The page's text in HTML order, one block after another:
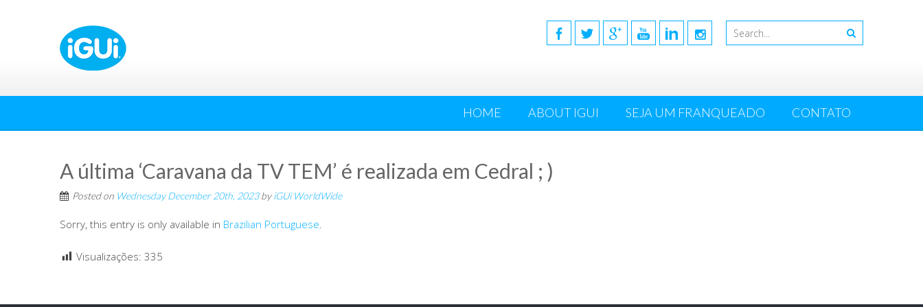
HOME ABOUT IGUI SEJA UM FRANQUEADO CONTATO
A última ‘Caravana da TV TEM’ é realizada em Cedral ; )
Posted on Wednesday December 20th, 2023byiGUi WorldWide
Sorry, this entry is only available in Brazilian Portuguese.
Visualizações: 335